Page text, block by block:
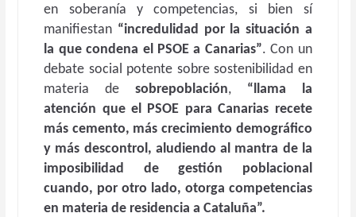
en soberanía y competencias, si bien sí
manifiestan “incredulidad por la situación a
la que condena el PSOE a Canarias”. Con un
debate social potente sobre sostenibilidad en
materia de sobrepoblación, “llama la
atención que el PSOE para Canarias recete
más cemento, más crecimiento demográfico
y más descontrol, aludiendo al mantra de la
imposibilidad de gestión poblacional
cuando, por otro lado, otorga competencias
en materia de residencia a Cataluña”.